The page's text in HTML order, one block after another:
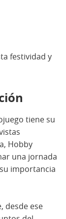
festividad y
tiene su
Hobby
una jornada
importancia
desde ese